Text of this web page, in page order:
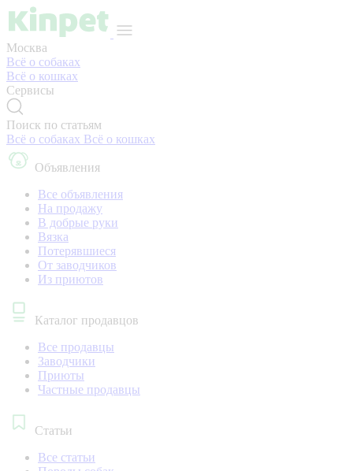
Москва
Всё о собаках
Всё о кошках
Сервисы
Поиск по статьям
Всё о собаках Всё о кошках
Объявления
Все объявления
На продажу
В добрые руки
Вязка
Потерявшиеся
От заводчиков
Из приютов
Каталог продавцов
Все продавцы
Заводчики
Приюты
Частные продавцы
Статьи
Все статьи